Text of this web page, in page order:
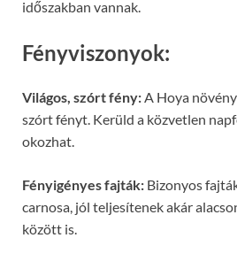
időszakban vannak.
Fényviszonyok:
Világos, szórt fény:A Hoya
szórt fényt. Kerüld a közvetlen
okozhat.
Fényigényes fajták: Bizonyos
carnosa, jól teljesítenek akár
között is.